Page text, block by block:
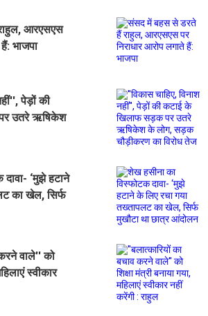
आरएसएस
भाजपा
पेड़ों की
उतरे ऋषिकेश
‘मुझे हटाने
का खेल, सिर्फ
वाले'' को
स्वीकार